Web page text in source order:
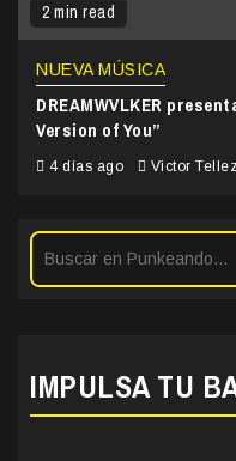
2 min read
NUEVA MÚSICA
DREAMWVLKER
Version of You”
4 días ago Victor Tellez
IMPULSA TU